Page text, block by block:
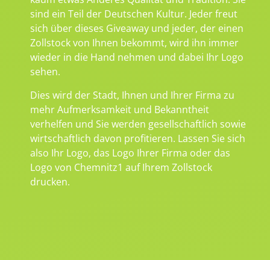
sind ein Teil der Deutschen Kultur. Jeder freut
sich über dieses Giveaway und jeder, der einen
Zollstock von Ihnen bekommt, wird ihn immer
wieder in die Hand nehmen und dabei Ihr Logo
sehen.
Dies wird der Stadt, Ihnen und Ihrer Firma zu
mehr Aufmerksamkeit und Bekanntheit
verhelfen und Sie werden gesellschaftlich sowie
wirtschaftlich davon profitieren. Lassen Sie sich
also Ihr Logo, das Logo Ihrer Firma oder das
Logo von Chemnitz1 auf Ihrem Zollstock
drucken.